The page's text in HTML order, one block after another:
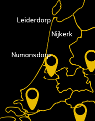
Nijkerk
Numansdorp
Leiderdorp